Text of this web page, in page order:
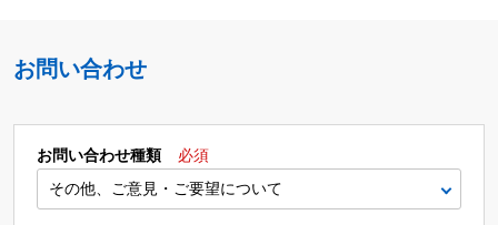
お問い合わせ
お問い合わせ種類 必須